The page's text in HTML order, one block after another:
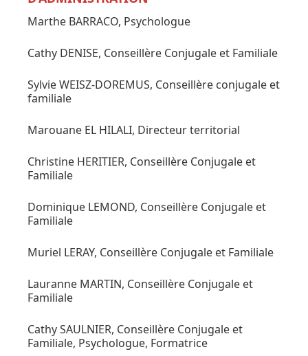
Marthe BARRACO, Psychologue
Cathy DENISE, Conseillère Conjugale et Familiale
Sylvie WEISZ-DOREMUS, Conseillère conjugale et
familiale
Marouane EL HILALI, Directeur territorial
Christine HERITIER, Conseillère Conjugale et
Familiale
Dominique LEMOND, Conseillère Conjugale et
Familiale
Muriel LERAY, Conseillère Conjugale et Familiale
Lauranne MARTIN, Conseillère Conjugale et
Familiale
Cathy SAULNIER, Conseillère Conjugale et
Familiale, Psychologue, Formatrice